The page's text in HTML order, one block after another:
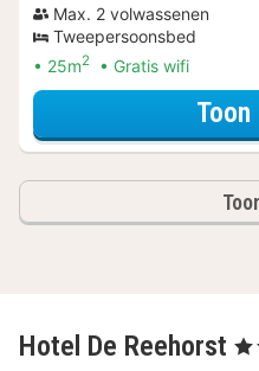
Max. 2 volwassenen
Tweepersoonsbed
25m2 Gratis wifi
Hotel De Reehorst , 4